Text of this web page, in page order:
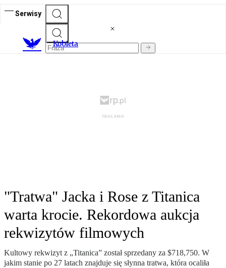
Serwisy
Kobieta
"Tratwa" Jacka i Rose z Titanica
warta krocie. Rekordowa aukcja
rekwizytów filmowych
Kultowy rekwizyt z „Titanica” został sprzedany za $718,750. W
jakim stanie po 27 latach znajduje się słynna tratwa, która ocaliła